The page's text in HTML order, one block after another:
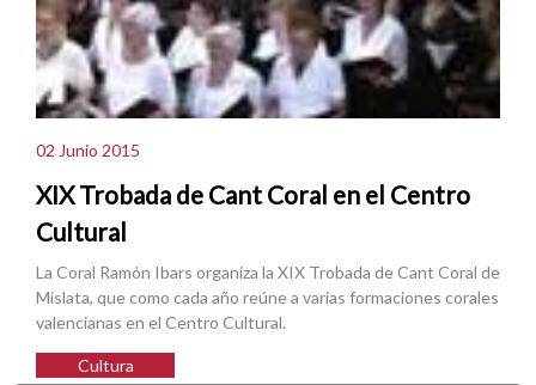
02 Junio 2015
XIX Trobada de Cant Coral en el Centro
Cultural
La Coral Ramón Ibars organiza la XIX Trobada de Cant Coral de
Mislata, que como cada año reúne a varias formaciones corales
valencianas en el Centro Cultural.
Cultura